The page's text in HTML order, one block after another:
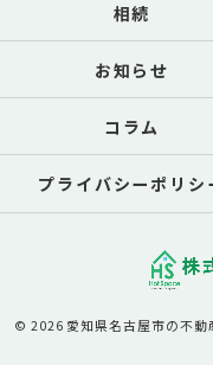
相続
お知らせ
コラム
プライバシーポリシ
© 2026 愛知県名古屋市の不動